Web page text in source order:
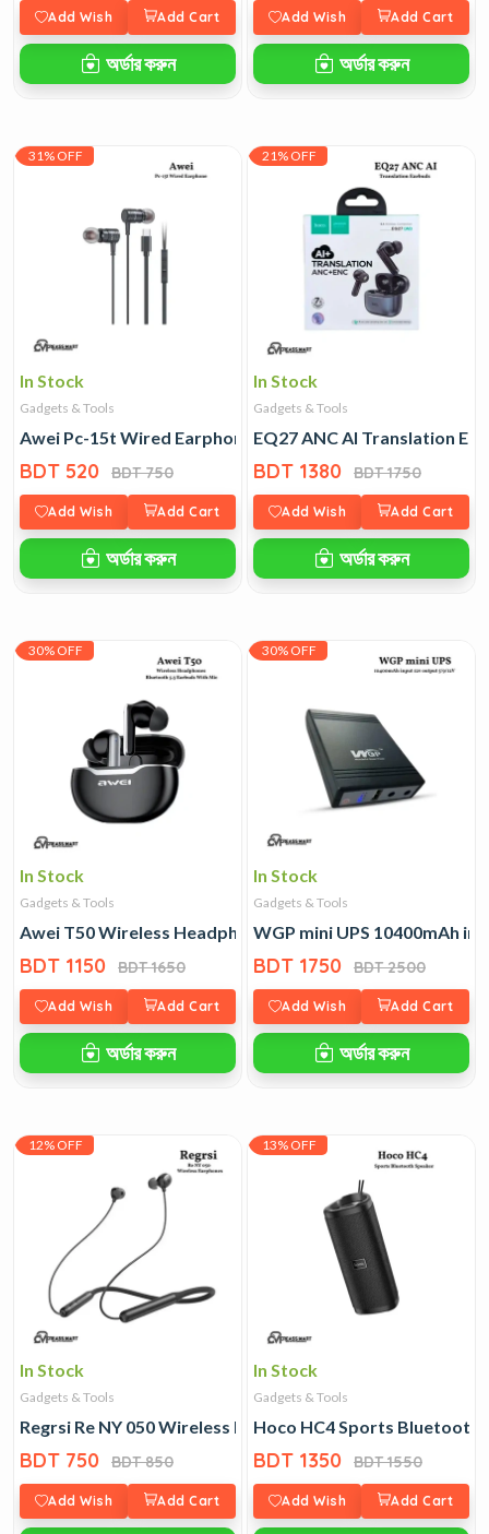
Add Wish Add Cart
অর্ডার করুন
Add Wish Add Cart
অর্ডার করুন
31% OFF
In Stock
Gadgets & Tools
Awei Pc-15t Wired Earphone
BDT 520 BDT 750
Add Wish Add Cart
অর্ডার করুন
21% OFF
In Stock
Gadgets & Tools
EQ27 ANC AI Translation
BDT 1380 BDT 1750
Add Wish Add Cart
অর্ডার করুন
30% OFF
In Stock
Gadgets & Tools
Awei T50 Wireless Headphones Bluetooth 5.3 Earbuds
BDT 1150 BDT 1650
Add Wish Add Cart
অর্ডার করুন
30% OFF
In Stock
Gadgets & Tools
WGP mini UPS 10400mAh
BDT 1750 BDT 2500
Add Wish Add Cart
অর্ডার করুন
12% OFF
In Stock
Gadgets & Tools
Regrsi Re NY 050 Wireless Earphones
BDT 750 BDT 850
Add Wish Add Cart
13% OFF
In Stock
Gadgets & Tools
Hoco HC4 Sports Bluetooth
BDT 1350 BDT 1550
Add Wish Add Cart